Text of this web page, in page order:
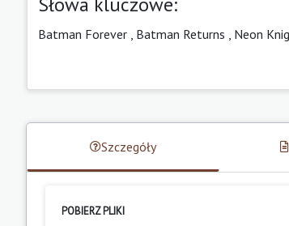
Batman Forever Batman Returns Neon
Szczegóły
POBIERZ PLIKI